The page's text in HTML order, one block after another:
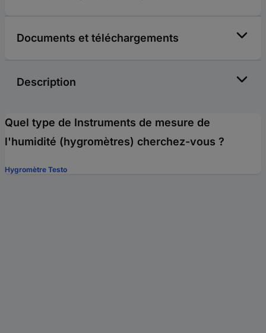
Documents et téléchargements
Description
Quel type de Instruments de mesure de
l'humidité (hygromètres) cherchez-vous ?
Hygromètre Testo